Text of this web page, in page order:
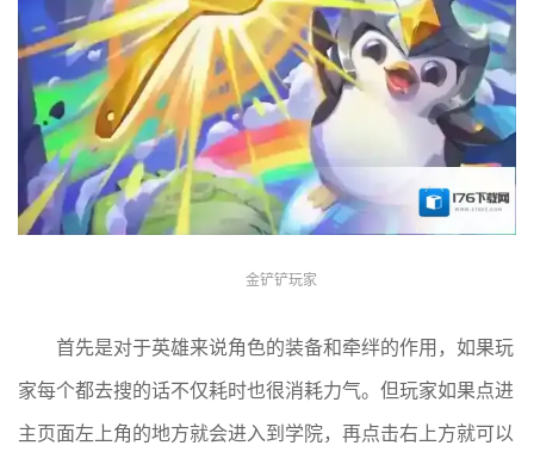
金铲铲玩家
首先是对于英雄来说角色的装备和牵绊的作用，如果玩
家每个都去搜的话不仅耗时也很消耗力气。但玩家如果点进
主页面左上角的地方就会进入到学院，再点击右上方就可以